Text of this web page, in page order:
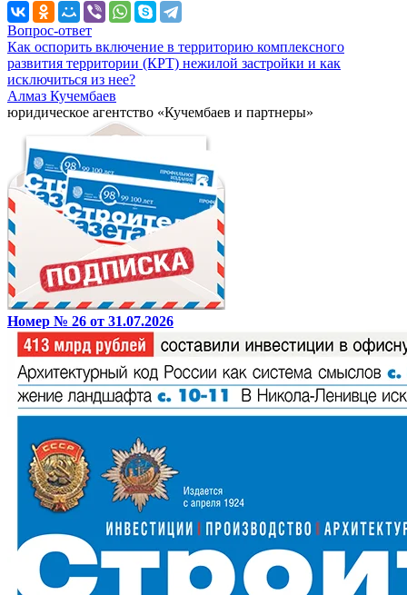
Вопрос-ответ
Как оспорить включение в территорию комплексного
развития территории (КРТ) нежилой застройки и как
исключиться из нее?
Алмаз Кучембаев
юридическое агентство «Кучембаев и партнеры»
Номер № 26 от 31.07.2026